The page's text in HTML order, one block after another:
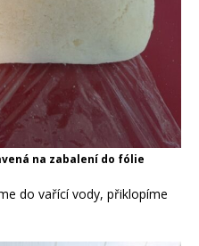
na zabalení do fólie
do vařící vody, přiklopíme